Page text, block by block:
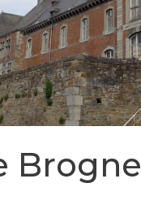
Brogne